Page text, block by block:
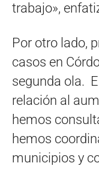
trabajo»,
Por otro lado,
casos en
segunda ola.
relación al
hemos
hemos
municipios y